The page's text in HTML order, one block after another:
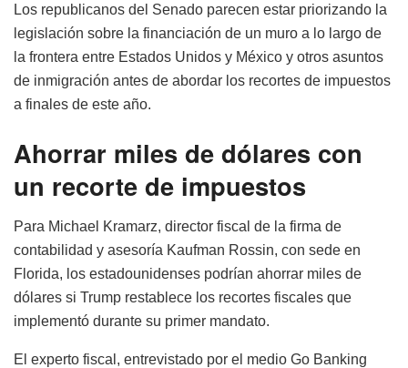
Los republicanos del Senado parecen estar priorizando la
legislación sobre la financiación de un muro a lo largo de
la frontera entre Estados Unidos y México y otros asuntos
de inmigración antes de abordar los recortes de impuestos
a finales de este año.
Ahorrar miles de dólares con
un recorte de impuestos
Para Michael Kramarz, director fiscal de la firma de
contabilidad y asesoría Kaufman Rossin, con sede en
Florida, los estadounidenses podrían ahorrar miles de
dólares si Trump restablece los recortes fiscales que
implementó durante su primer mandato.
El experto fiscal, entrevistado por el medio Go Banking